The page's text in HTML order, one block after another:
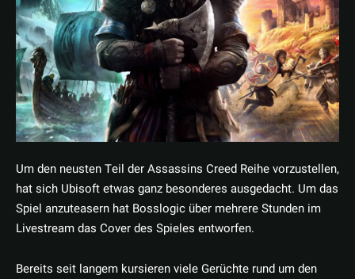
Um den neusten Teil der Assassins Creed Reihe vorzustellen,
hat sich Ubisoft etwas ganz besonderes ausgedacht. Um das
Spiel anzuteasern hat Bosslogic über mehrere Stunden im
Livestream das Cover des Spieles entworfen.
Bereits seit langem kursieren viele Gerüchte rund um den